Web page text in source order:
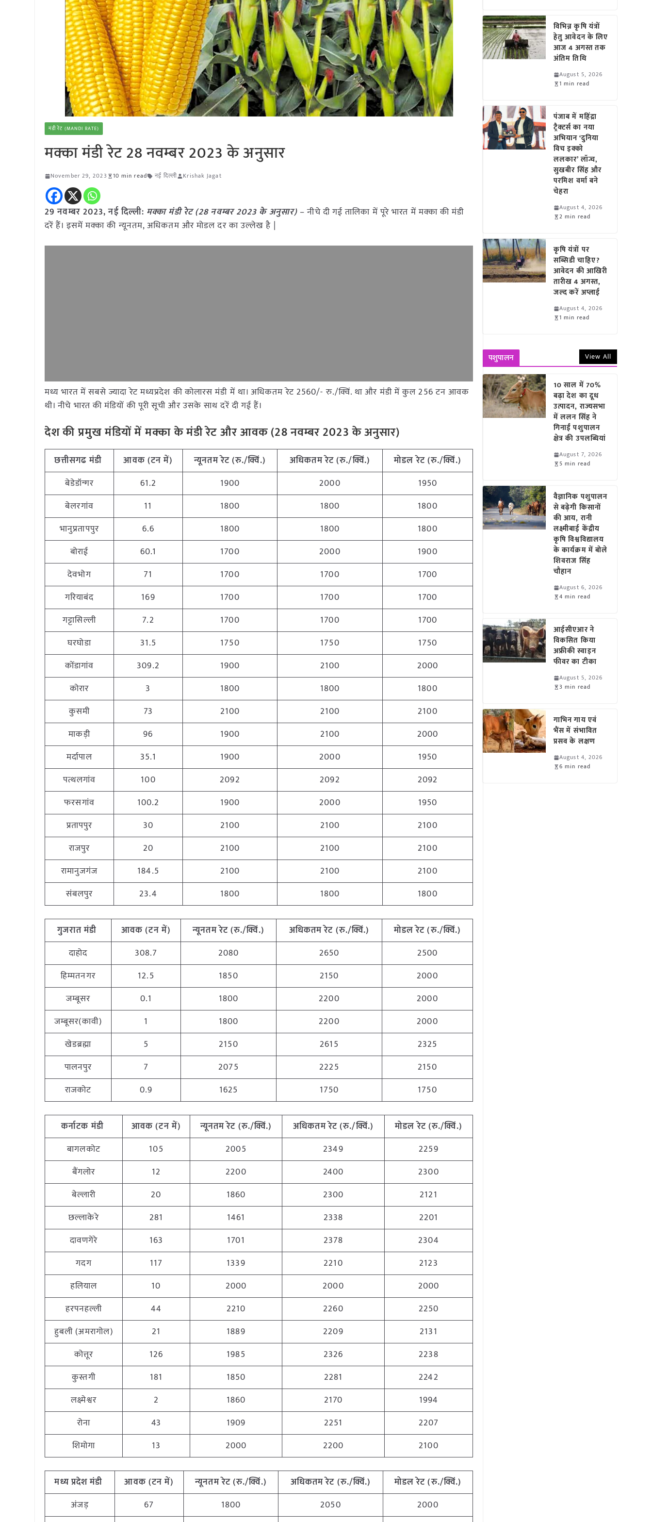
मंडी रेट (MANDI RATE)
मक्का मंडी रेट 28 नवम्बर 2023 के अनुसार
November 29, 2023 10 min read नई दिल्ली Krishak Jagat
29 नवम्बर 2023, नई दिल्ली: मक्कामंडी रेट (28 नवम्बर2023 के अनुसार) – नीचे दी गई तालिका में पूरे भारत में मक्का की मंडी
दरें हैं। इसमें मक्का की न्यूनतम, अधिकतम और मोडल दर का उल्लेख है |
मध्य भारत में सबसे ज्यादा रेट मध्यप्रदेश की कोलारस मंडी में था। अधिकतम रेट 2560/- रु./क्विं. था और मंडी में कुल 256 टन आवक
थी। नीचे भारत की मंडियों की पूरी सूची और उसके साथ दरें दी गई हैं।
देश की प्रमुख मंडियों में मक्काके मंडी रेट और आवक (28 नवम्बर 2023 के अनुसार)
छत्तीसगढमंडी आवक(टन में) न्यूनतमरेट(रु./क्विं.) अधिकतमरेट(रु./क्विं.) मोडल रेट(रु./क्विं.)
बेडेडॉन्गर
61.2 1900 2000
1950
बेलरगांव
11 1800 1800
1800
भानुप्रतापपुर
6.6 1800 1800
1800
बोराई
60.1 1700 2000
1900
देवभोग
71 1700 1700
1700
गरियाबंद
169 1700 1700
1700
गट्टासिल्ली
7.2 1700 1700
1700
घरघोडा
31.5 1750 1750
1750
कोंडागांव
309.2 1900 2100
2000
कोरार
3 1800 1800
1800
कुसमी
73 2100 2100
2100
माकड़ी
96 1900 2100
2000
मर्दापाल
35.1 1900 2000
1950
पत्थलगांव
100 2092 2092
2092
फरसगांव
100.2 1900 2000
1950
प्रतापपुर
30 2100 2100
2100
राजपुर
20 2100 2100
2100
रामानुजगंज
184.5 2100 2100
2100
संबलपुर
23.4 1800 1800 1800
गुजरातमंडी आवक(टनमें) न्यूनतमरेट(रु./क्विं.) अधिकतमरेट (रु./क्विं.) मोडल रेट(रु./क्विं.)
दाहोद
308.7 2080 2650
2500
हिम्मतनगर
12.5 1850 2150
2000
जम्बूसर
0.1 1800 2200
2000
जम्बूसर(कावी)
1 1800 2200
2000
खेडब्रह्मा
5 2150 2615
2325
पालनपुर
7 2075 2225
2150
राजकोट
0.9 1625 1750 1750
कर्नाटकमंडी आवक(टनमें) न्यूनतमरेट (रु./क्विं.) अधिकतमरेट(रु./क्विं.) मोडल रेट(रु./क्विं.)
बागलकोट
105 2005 2349
2259
बैंगलोर
12 2200 2400
2300
बेल्लारी
20 1860 2300
2121
छल्लाकेरे
281 1461 2338
2201
दावणगेरे
163 1701 2378
2304
गदग
117 1339 2210
2123
हलियाल
10 2000 2000
2000
हरपनहल्ली
44 2210 2260
2250
हुबली (अमरागोल)
21 1889 2209
2131
कोत्तूर
126 1985 2326
2238
कुस्तगी
181 1850 2281
2242
लक्ष्मेश्वर
2 1860 2170
1994
रोना
43 1909 2251
2207
शिमोगा
13 2000 2200 2100
मध्यप्रदेशमंडी आवक(टन में) न्यूनतमरेट(रु./क्विं.) अधिकतमरेट (रु./क्विं.) मोडल रेट(रु./क्विं.)
अंजड़
67 1800 2050
2000
विभिन्न कृषि यंत्रों
हेतु आवेदन के लिए
आज 4 अगस्त तक
अंतिम तिथि
August 5, 2026
1 min read
पंजाब में महिंद्रा
ट्रैक्टर्स का नया
अभियान ‘दुनिया
विच इक्को
ललकार’ लॉन्च,
सुखबीर सिंह और
परमिश वर्मा बने
चेहरा
August 4, 2026
2 min read
कृषि यंत्रों पर
सब्सिडी चाहिए?
आवेदन की आखिरी
तारीख 4 अगस्त,
जल्द करें अप्लाई
August 4, 2026
1 min read
पशुपालन View All
10 साल में 70%
बढ़ा देश का दूध
उत्पादन, राज्यसभा
में ललन सिंह ने
गिनाईं पशुपालन
क्षेत्र की उपलब्धियां
August 7, 2026
5 min read
वैज्ञानिक पशुपालन
से बढ़ेगी किसानों
की आय, रानी
लक्ष्मीबाई केंद्रीय
कृषि विश्वविद्यालय
के कार्यक्रम में बोले
शिवराज सिंह
चौहान
August 6, 2026
4 min read
आईसीएआर ने
विकसित किया
अफ्रीकी स्वाइन
फीवर का टीका
August 5, 2026
3 min read
गाभिन गाय एवं
भैंस में संभावित
प्रसव के लक्षण
August 4, 2026
6 min read